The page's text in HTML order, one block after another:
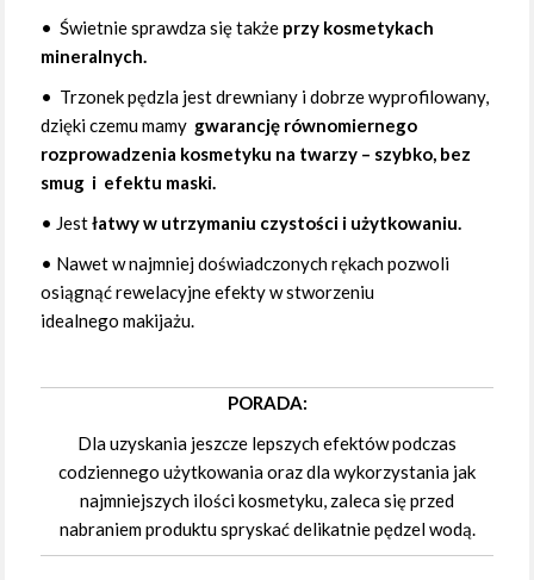
• Świetnie sprawdza się także przy kosmetykach
mineralnych.
• Trzonek pędzla jest drewniany i dobrze wyprofilowany,
dzięki czemu mamy gwarancję równomiernego
rozprowadzenia kosmetyku na twarzy – szybko, bez
smug i efektu maski.
• Jestłatwy w utrzymaniu czystości i użytkowaniu.
• Nawet w najmniej doświadczonych rękach pozwoli
osiągnąć rewelacyjne efekty w stworzeniu
idealnego makijażu.
PORADA:
Dla uzyskania jeszcze lepszych efektów podczas
codziennego użytkowania oraz dla wykorzystania jak
najmniejszych ilości kosmetyku, zaleca się przed
nabraniem produktu spryskać delikatnie pędzel wodą.